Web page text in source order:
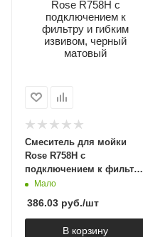
Смеситель для мойки
Rose R758H с
подключением к фильтру
и гибким извивом,
Мало
386.03 руб./шт
В корзину